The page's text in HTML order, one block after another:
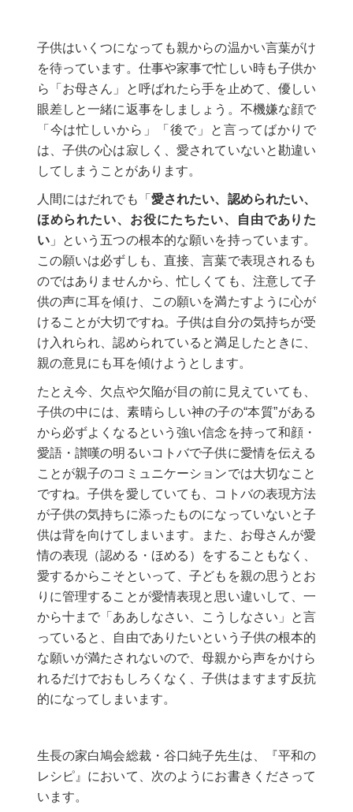
子供はいくつになっても親からの温かい言葉がけ
を待っています。仕事や家事で忙しい時も子供か
ら「お母さん」と呼ばれたら手を止めて、優しい
眼差しと一緒に返事をしましょう。不機嫌な顔で
「今は忙しいから」「後で」と言ってばかりで
は、子供の心は寂しく、愛されていないと勘違い
してしまうことがあります。
人間にはだれでも「 愛されたい、認められたい、
ほめられたい、お役にたちたい、自由でありた
い」という五つの根本的な願いを持っています。
この願いは必ずしも、直接、言葉で表現されるも
のではありませんから、忙しくても、注意して子
供の声に耳を傾け、この願いを満たすように心が
けることが大切ですね。子供は自分の気持ちが受
け入れられ、認められていると満足したときに、
親の意見にも耳を傾けようとします。
たとえ今、欠点や欠陥が目の前に見えていても、
子供の中には、素晴らしい神の子の“本質”がある
から必ずよくなるという強い信念を持って和顔・
愛語・讃嘆の明るいコトバで子供に愛情を伝える
ことが親子のコミュニケーションでは大切なこと
ですね。子供を愛していても、コトバの表現方法
が子供の気持ちに添ったものになっていないと子
供は背を向けてしまいます。また、お母さんが愛
情の表現（認める・ほめる）をすることもなく、
愛するからこそといって、子どもを親の思うとお
りに管理することが愛情表現と思い違いして、一
から十まで「ああしなさい、こうしなさい」と言
っていると、自由でありたいという子供の根本的
な願いが満たされないので、母親から声をかけら
れるだけでおもしろくなく、子供はますます反抗
的になってしまいます。
生長の家白鳩会総裁・谷口純子先生は、『平和の
レシピ』において、次のようにお書きくださって
います。